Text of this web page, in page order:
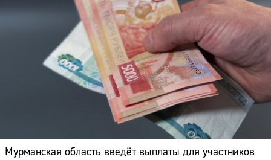
Мурманская область введёт выплаты для участников